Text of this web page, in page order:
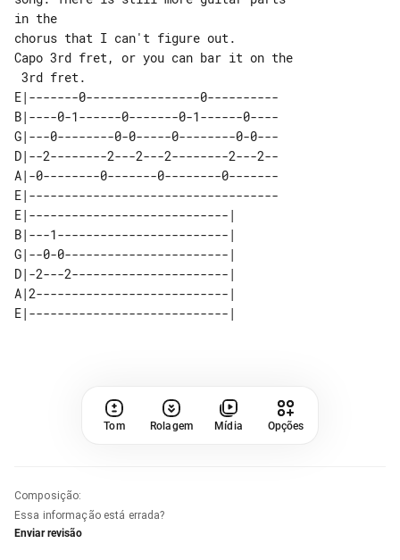
chorus that I can't figure out.
Capo 3rd fret, or you can bar it on the
E|-------0----------------0----------
B|----0-1------0-------0-1------0----
G|---0--------0-0-----0--------0-0---
D|--2--------2---2---2--------2---2--
A|-0--------0-------0--------0-------
E|-----------------------------------
E|----------------------------|
B|---1------------------------|
G|--0-0-----------------------|
D|-2---2----------------------|
A|2---------------------------|
Tom Rolagem Mídia Opções
Composição:
Essa informação está errada?
Enviar revisão